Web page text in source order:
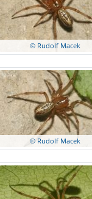
© Rudolf Macek
© Rudolf Macek